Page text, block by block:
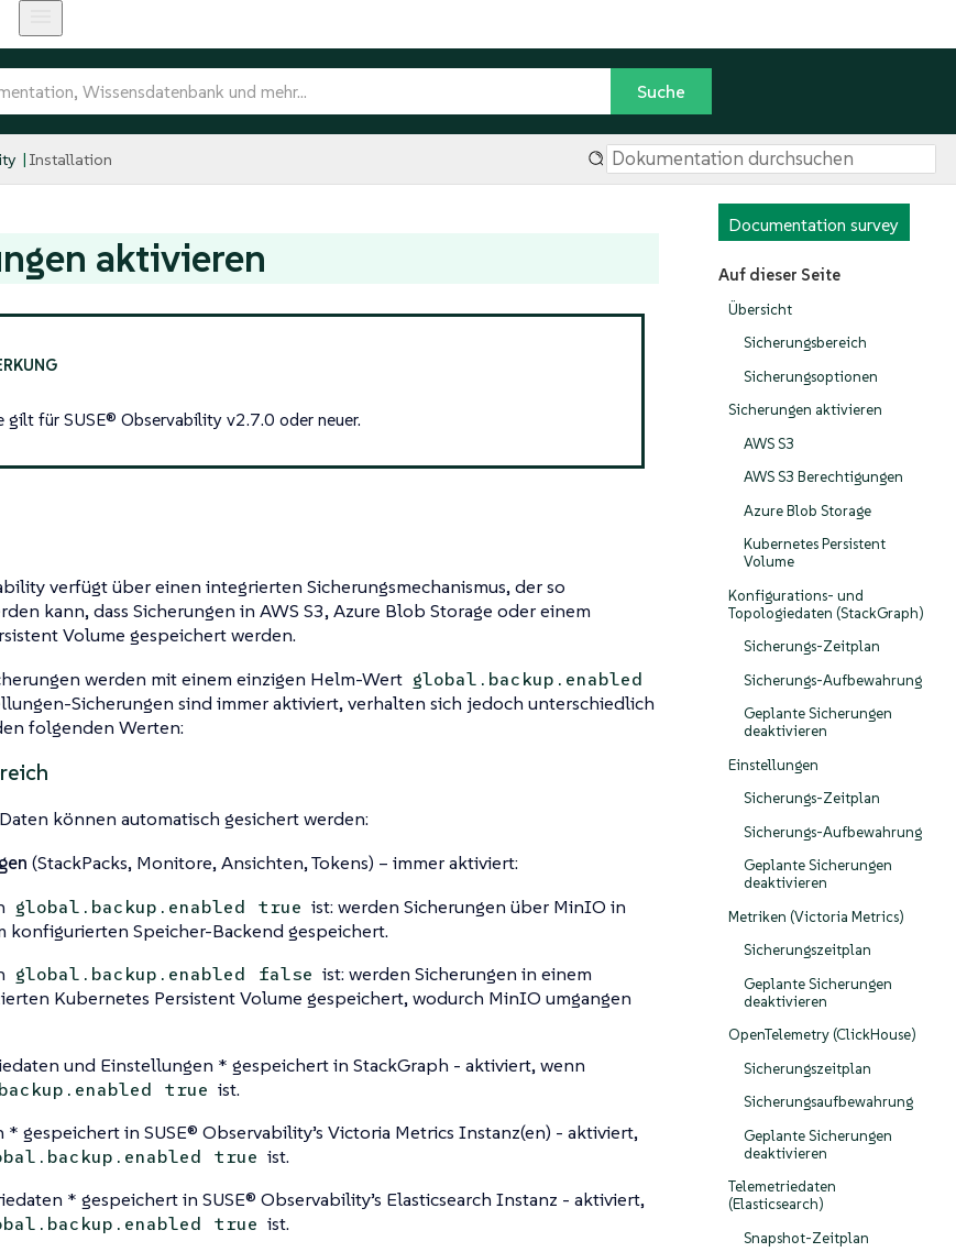
Installation
Documentation survey
Auf dieser Seite
Übersicht
Sicherungsbereich
Sicherungsoptionen
Sicherungen aktivieren
AWS S3
AWS S3 Berechtigungen
Azure Blob Storage
Kubernetes Persistent
Volume
Konfigurations- und
Topologiedaten (StackGraph)
Sicherungs-Zeitplan
Sicherungs-Aufbewahrung
Geplante Sicherungen
deaktivieren
Einstellungen
Sicherungs-Zeitplan
Sicherungs-Aufbewahrung
Geplante Sicherungen
deaktivieren
Metriken (Victoria Metrics)
Sicherungszeitplan
Geplante Sicherungen
deaktivieren
OpenTelemetry (ClickHouse)
Sicherungszeitplan
Sicherungsaufbewahrung
Geplante Sicherungen
deaktivieren
Telemetriedaten
(Elasticsearch)
Snapshot-Zeitplan
aktivieren
gilt für SUSE® Observability v2.7.0 oder neuer.
verfügt über einen integrierten Sicherungsmechanismus, der so
kann, dass Sicherungen in AWS S3, Azure Blob Storage oder einem
Volume gespeichert werden.
werden mit einem einzigen Helm-Wert global.backup.enabled
Sicherungen sind immer aktiviert, verhalten sich jedoch unterschiedlich
folgenden Werten:
können automatisch gesichert werden:
(StackPacks, Monitore, Ansichten, Tokens) – immer aktiviert:
global.backup.enabled true ist: werden Sicherungen über MinIO in
konfigurierten Speicher-Backend gespeichert.
global.backup.enabled false ist: werden Sicherungen in einem
Kubernetes Persistent Volume gespeichert, wodurch MinIO umgangen
und Einstellungen * gespeichert in StackGraph - aktiviert, wenn
true ist.
gespeichert in SUSE® Observability’s Victoria Metrics Instanz(en) - aktiviert,
true ist.
* gespeichert in SUSE® Observability’s Elasticsearch Instanz - aktiviert,
true ist.